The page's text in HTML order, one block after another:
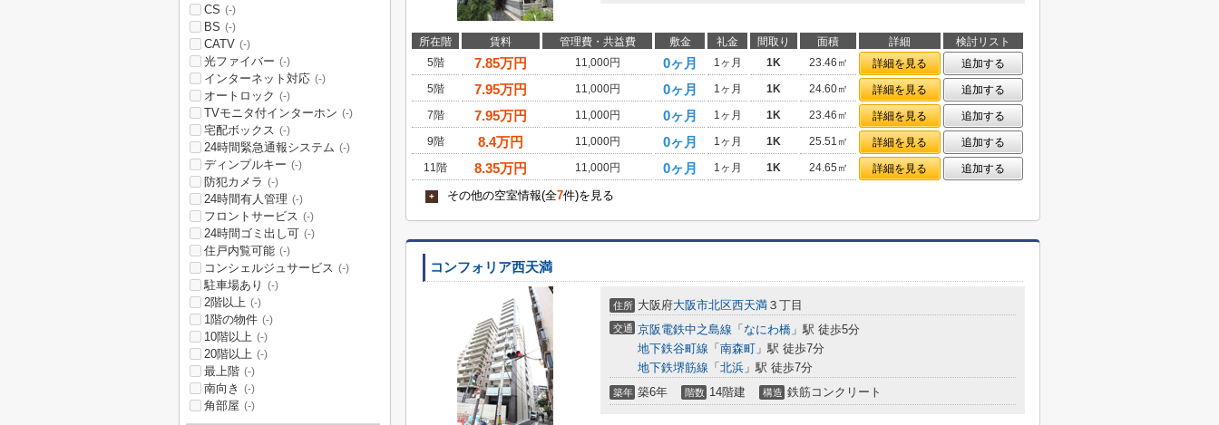
所在階 賃料 管理費・共益費 敷金 礼金 間取り 面積 詳細
検討リスト
5階
7.85万円 11,000円 0ヶ月 1ヶ月 1K 23.46㎡ 詳細を見る
追加する
5階
7.95万円 11,000円 0ヶ月 1ヶ月 1K 24.60㎡ 詳細を見る
追加する
7階
7.95万円 11,000円 0ヶ月 1ヶ月 1K 23.46㎡ 詳細を見る
追加する
9階
8.4万円 11,000円 0ヶ月 1ヶ月 1K 25.51㎡ 詳細を見る
追加する
11階
8.35万円 11,000円 0ヶ月 1ヶ月 1K 24.65㎡ 詳細を見る 追加する
+ その他の空室情報(全7件)を見る
コンフォリア西天満
住所 大阪府大阪市北区西天満 ３丁目
交通 京阪電鉄中之島線 「 なにわ橋 」駅 徒歩5分
地下鉄谷町線 「 南森町 」駅 徒歩7分
地下鉄堺筋線 「 北浜 」駅 徒歩7分
築年 築6年 階数 14階建 構造 鉄筋コンクリート
CS (-)
BS (-)
CATV (-)
光ファイバー (-)
インターネット対応 (-)
オートロック (-)
TVモニタ付インターホン (-)
宅配ボックス (-)
24時間緊急通報システム (-)
ディンプルキー (-)
防犯カメラ (-)
24時間有人管理 (-)
フロントサービス (-)
24時間ゴミ出し可 (-)
住戸内覧可能 (-)
コンシェルジュサービス (-)
駐車場あり (-)
2階以上 (-)
1階の物件 (-)
10階以上 (-)
20階以上 (-)
最上階 (-)
南向き (-)
角部屋 (-)